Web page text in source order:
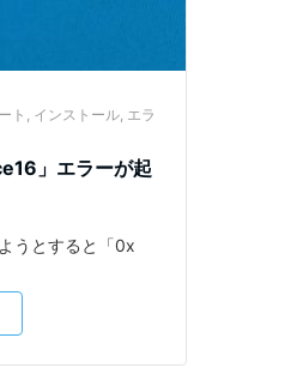
ト , インストール, エラ
」エラーが起
うとすると「0x